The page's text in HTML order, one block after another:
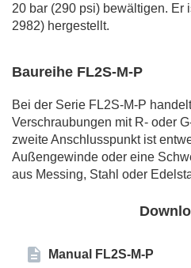
20 bar (290 psi) bewältigen. Er
2982) hergestellt.
Baureihe FL2S-M-P
Bei der Serie FL2S-M-P
Verschraubungen mit R- oder
zweite Anschlusspunkt ist
Außengewinde oder eine
aus Messing, Stahl oder
Manual FL2S-M-P